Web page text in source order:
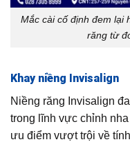
Mắc cài cố định đem lại
răng từ
Khay niềng Invisalign
Niềng răng Invisalign
trong lĩnh vực chỉnh
ưu điểm vượt trội về